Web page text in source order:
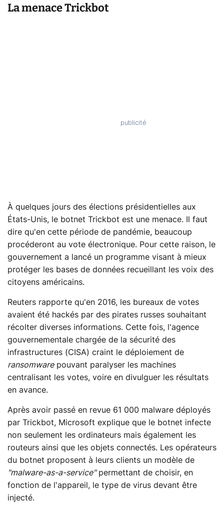
La menace Trickbot
À quelques jours des élections présidentielles aux
États-Unis, le botnet Trickbot est une menace. Il faut
dire qu'en cette période de pandémie, beaucoup
procéderont au vote électronique. Pour cette raison, le
gouvernement a lancé un programme visant à mieux
protéger les bases de données recueillant les voix des
citoyens américains.
Reuters rapporte qu'en 2016, les bureaux de votes
avaient été hackés par des pirates russes souhaitant
récolter diverses informations. Cette fois, l'agence
gouvernementale chargée de la sécurité des
infrastructures (CISA) craint le déploiement de
ransomwarepouvant paralyser les machines
centralisant les votes, voire en divulguer les résultats
en avance.
Après avoir passé en revue 61 000 malware déployés
par Trickbot, Microsoft explique que le botnet infecte
non seulement les ordinateurs mais également les
routeurs ainsi que les objets connectés. Les opérateurs
du botnet proposent à leurs clients un modèle de
"malware-as-a-service"permettant de choisir, en
fonction de l'appareil, le type de virus devant être
injecté.